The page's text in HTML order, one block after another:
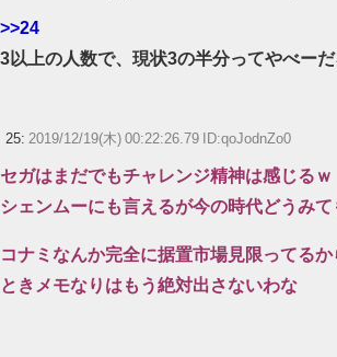
>>24
3以上の人数で、現状3の半分ってやべーだ
25: 2019/12/19(木) 00:22:26.79 ID:qoJodnZo0
セガはまだでもチャレンジ精神は感じるｗ
シェンムーにも言えるが今の時代どうみ
コナミなんか完全に据置市場見限ってるか
ときメモなりはもう絶対出さないわな